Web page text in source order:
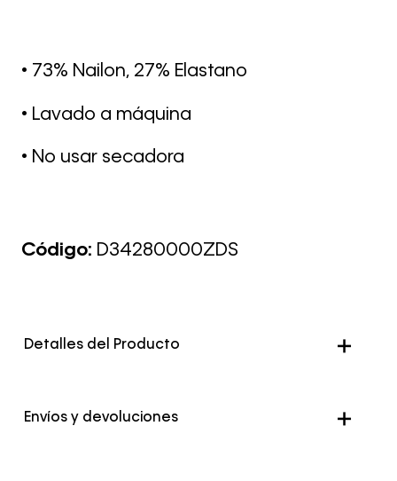
• 73% Nailon, 27% Elastano
• Lavado a máquina
• No usar secadora
Código: D34280000ZDS
Detalles del Producto
Envíos y devoluciones